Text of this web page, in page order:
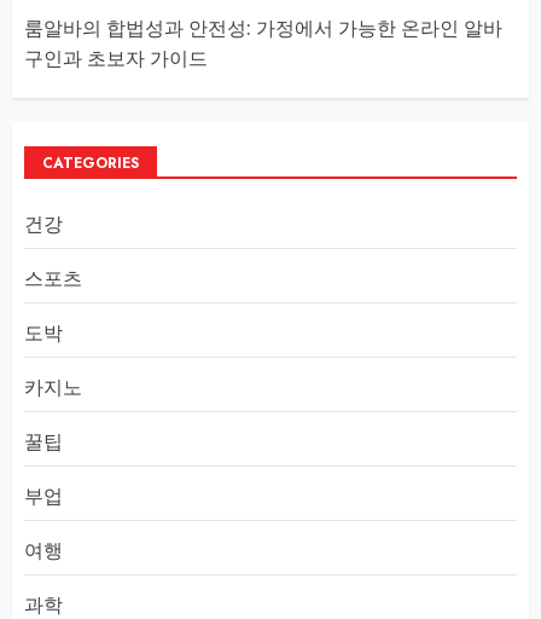
룸알바의 합법성과 안전성: 가정에서 가능한 온라인 알바
구인과 초보자 가이드
CATEGORIES
건강
스포츠
도박
카지노
꿀팁
부업
여행
과학